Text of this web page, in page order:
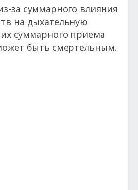
за суммарного влияния
на дыхательную
их суммарного приема
быть смертельным.